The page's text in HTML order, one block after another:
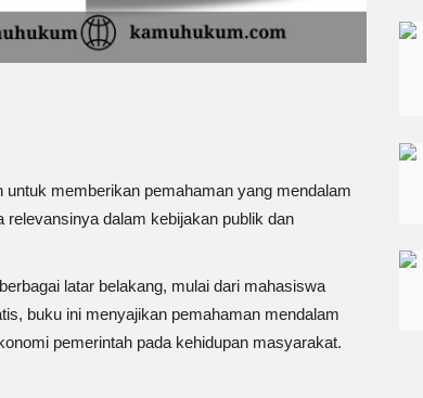
memberikan pemahaman yang mendalam
dalam kebijakan publik dan
latar belakang, mulai dari mahasiswa
buku ini menyajikan pemahaman mendalam
pemerintah pada kehidupan masyarakat.